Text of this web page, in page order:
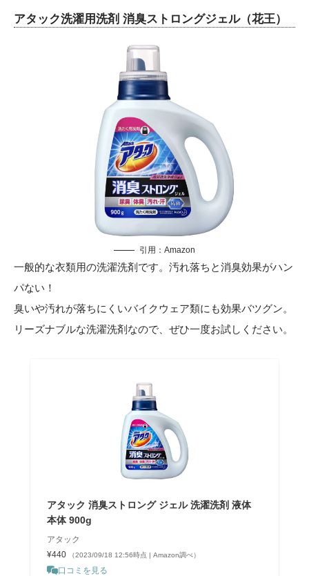
アタック洗濯用洗剤 消臭ストロングジェル（花王）
引用： Amazon
一般的な衣類用の洗濯洗剤です。汚れ落ちと消臭効果がハン
パない！
臭いや汚れが落ちにくいバイクウェア類にも効果バツグン。
リーズナブルな洗濯洗剤なので、ぜひ一度お試しください。
アタック 消臭ストロング ジェル 洗濯洗剤 液体
本体 900g
アタック
¥440
（2023/09/18 12:56時点 | Amazon調べ）
口コミを見る